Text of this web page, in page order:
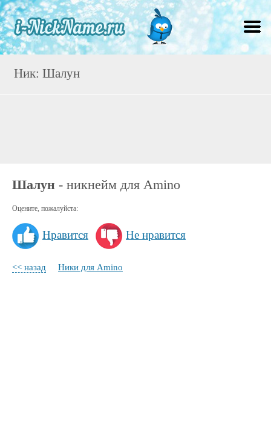
Ник: Шалун
Шалун - никнейм для Amino
Оцените, пожалуйста:
Нравится Не нравится
<< назад Ники для Amino